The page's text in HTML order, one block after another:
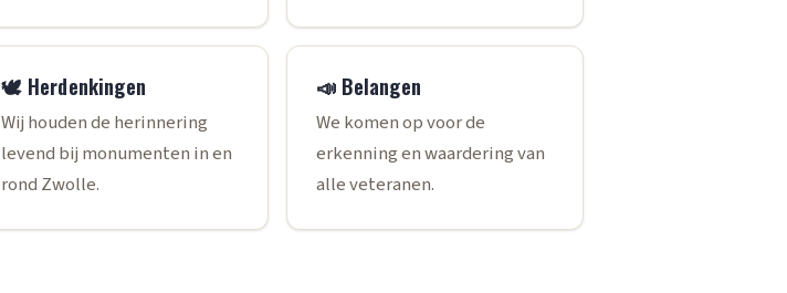
🕊️ Herdenkingen
Wij houden de herinnering
levend bij monumenten in en
rond Zwolle.
📣 Belangen
We komen op voor de
erkenning en waardering van
alle veteranen.